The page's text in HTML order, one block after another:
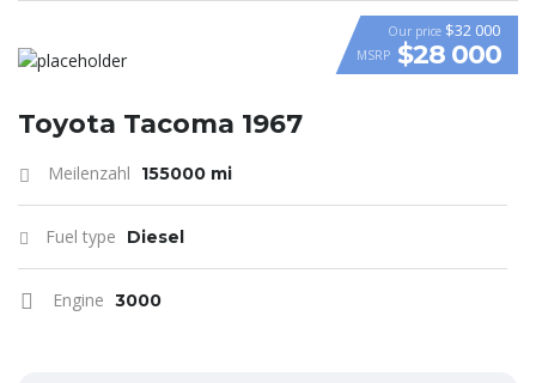
Our price $32 000
MSRP $28 000
Toyota Tacoma 1967
Meilenzahl 155000 mi
Fuel type Diesel
Engine 3000